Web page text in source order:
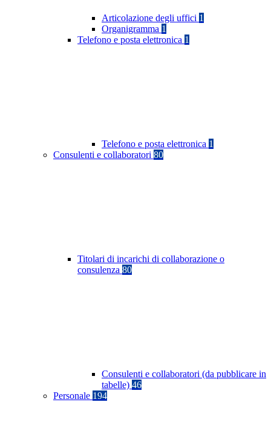
Articolazione degli uffici 1
Organigramma 1
Telefono e posta elettronica 1
Telefono e posta elettronica 1
Consulenti e collaboratori 80
Titolari di incarichi di collaborazione o
consulenza 80
Consulenti e collaboratori (da pubblicare in
tabelle) 46
Personale 194